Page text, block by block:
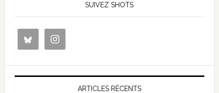
SUIVEZ SHOTS
ARTICLES RÉCENTS